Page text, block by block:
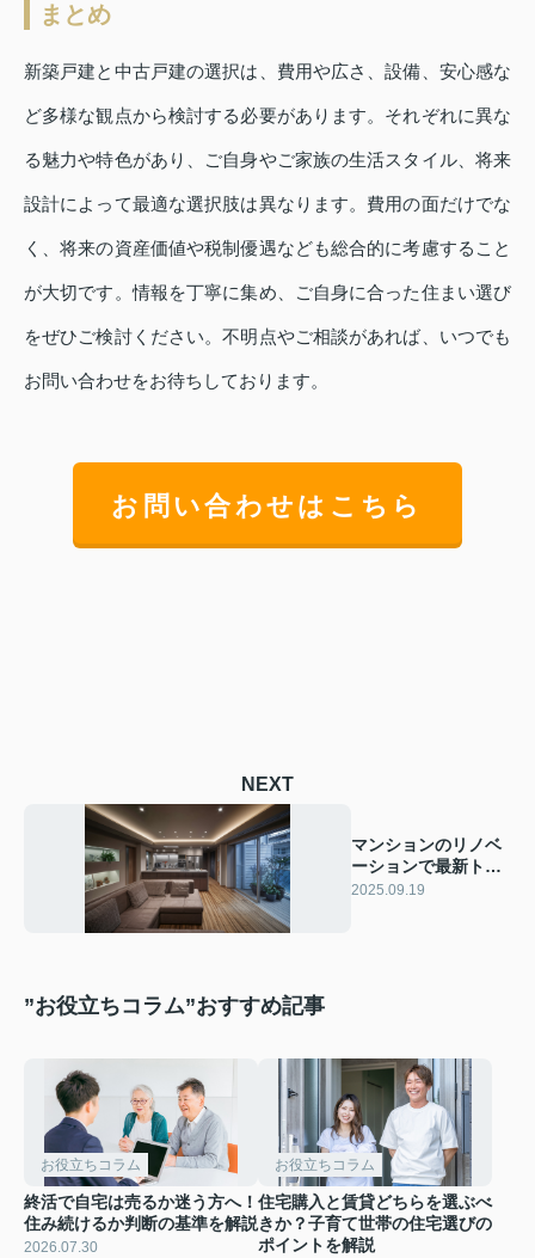
まとめ
新築戸建と中古戸建の選択は、費用や広さ、設備、安心感な
ど多様な観点から検討する必要があります。それぞれに異な
る魅力や特色があり、ご自身やご家族の生活スタイル、将来
設計によって最適な選択肢は異なります。費用の面だけでな
く、将来の資産価値や税制優遇なども総合的に考慮すること
が大切です。情報を丁寧に集め、ご自身に合った住まい選び
をぜひご検討ください。不明点やご相談があれば、いつでも
お問い合わせをお待ちしております。
お問い合わせはこちら
NEXT
マンションのリノベ
ーションで最新トレ
ンドは？設備やデザ
2025.09.19
”お役立ちコラム”おすすめ記事
お役立ちコラム
終活で自宅は売るか迷う方へ！
住み続けるか判断の基準を解説
2026.07.30
お役立ちコラム
住宅購入と賃貸どちらを選ぶべ
きか？子育て世帯の住宅選びの
ポイントを解説